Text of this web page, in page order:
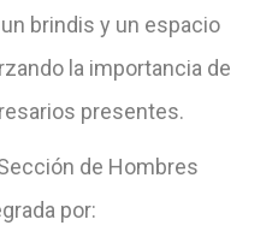
brindis y un espacio
la importancia de
presentes.
de Hombres
por: